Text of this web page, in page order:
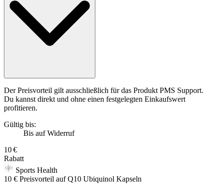
Der Preisvorteil gilt ausschließlich für das Produkt PMS Support.
Du kannst direkt und ohne einen festgelegten Einkaufswert
profitieren.
Gültig bis:
Bis auf Widerruf
10 €
Rabatt
Sports Health
10 € Preisvorteil auf Q10 Ubiquinol Kapseln